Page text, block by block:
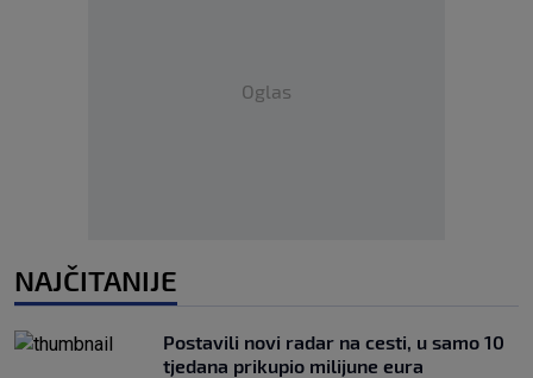
Oglas
NAJČITANIJE
Postavili novi radar na cesti, u samo 10
tjedana prikupio milijune eura